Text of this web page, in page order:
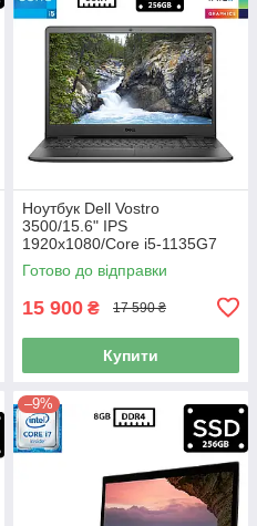
Ноутбук Dell Vostro
3500/15.6" IPS
1920x1080/Core i5-1135G7
2.40GHz/16GB DDR4/SSD
256GB/Intel Iris Xe Graphics/
Готово до відправки
15 900 ₴ 17 590 ₴
Купити
–9%